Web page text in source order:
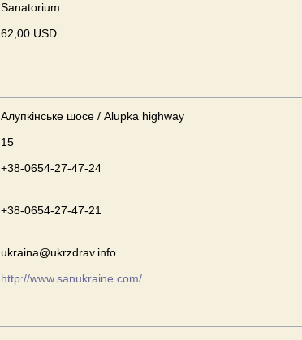
Sanatorium
62,00 USD
Алупкінське шосе / Alupka highway
15
+38-0654-27-47-24
+38-0654-27-47-21
ukraina@ukrzdrav.info
http://www.sanukraine.com/